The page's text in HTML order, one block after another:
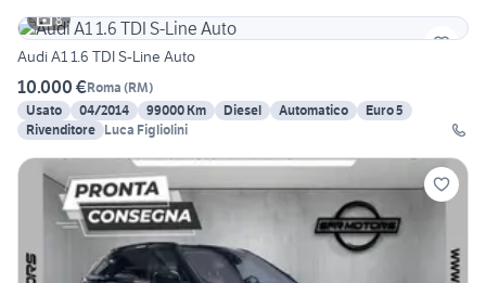
8
Audi A1 1.6 TDI S-Line Auto
10.000 €Roma (RM)
Usato
04/2014 99000 Km Diesel Automatico
Euro 5
Rivenditore Luca Figliolini